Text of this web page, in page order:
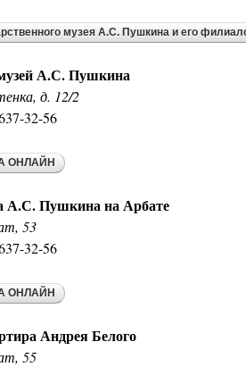
А.С. Пушкина
д. 12/2
32-56
А.С. Пушкина на Арбате
53
32-56
Андрея Белого
55